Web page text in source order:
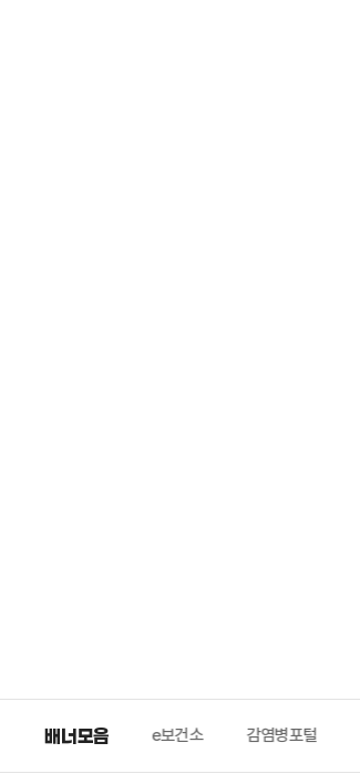
배너모음
질병관리청 e보건소 감염병포털